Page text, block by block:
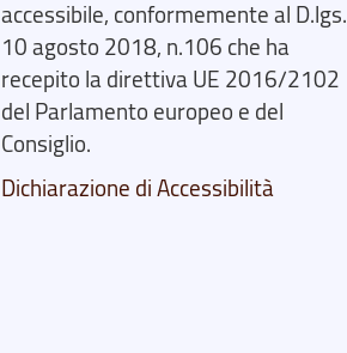
accessibile, conformemente al D.lgs.
10 agosto 2018, n.106 che ha
recepito la direttiva UE 2016/2102
del Parlamento europeo e del
Consiglio.
Dichiarazione di Accessibilità